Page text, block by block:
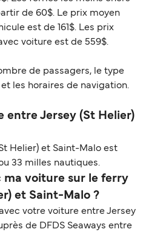
de 60$. Le prix moyen
est de 161$. Les prix
voiture est de 559$.
de passagers, le type
les horaires de navigation.
entre Jersey (St Helier)
Helier) et Saint-Malo est
33 milles nautiques.
ma voiture sur le ferry
et Saint-Malo ?
votre voiture entre Jersey
de DFDS Seaways entre